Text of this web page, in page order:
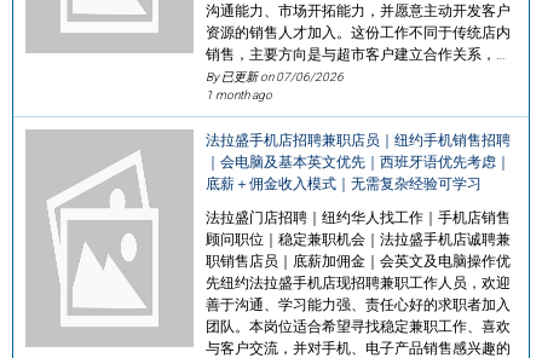
沟通能力、市场开拓能力，并愿意主动开发客户
资源的销售人才加入。这份工作不同于传统店内
销售，主要方向是与超市客户建立合作关系，…
By 已更新 on07/06/2026
1 month ago
法拉盛手机店招聘兼职店员｜纽约手机销售招聘
｜会电脑及基本英文优先｜西班牙语优先考虑｜
底薪＋佣金收入模式｜无需复杂经验可学习
法拉盛门店招聘｜纽约华人找工作｜手机店销售
顾问职位｜稳定兼职机会｜法拉盛手机店诚聘兼
职销售店员｜底薪加佣金｜会英文及电脑操作优
先纽约法拉盛手机店现招聘兼职工作人员，欢迎
善于沟通、学习能力强、责任心好的求职者加入
团队。本岗位适合希望寻找稳定兼职工作、喜欢
与客户交流，并对手机、电子产品销售感兴趣的